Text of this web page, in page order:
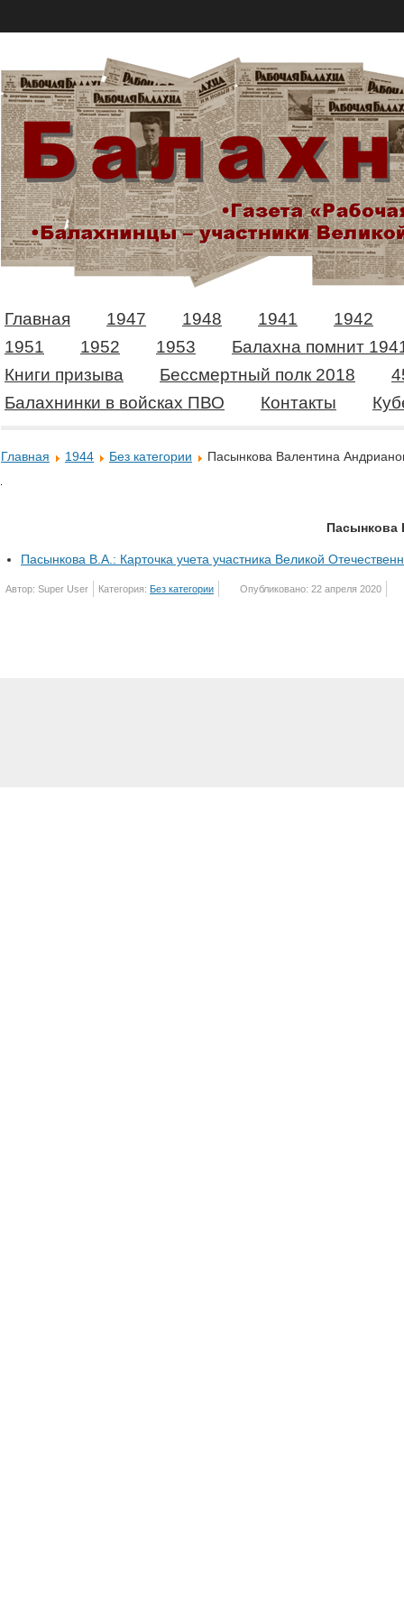
Главная 1947 1948 1941
1942
1951
1952 1953
Балахна помнит
Книги призыва
Бессмертный полк 2018
Балахнинки в войсках ПВО
Контакты
Главная 1944 Без категории Пасынкова Валентина
Пасынкова
Пасынкова В.А.: Карточка учета участника Великой
Автор: Super User Категория: Без категории Опубликовано: 22 апреля 2020